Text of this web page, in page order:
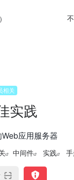
相关
实践
应用服务器
中间件 实践